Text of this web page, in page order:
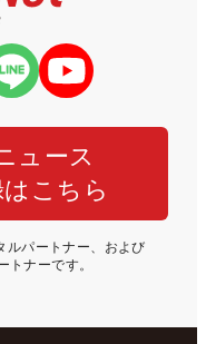
ュース
こちら
ルパートナー、および
トナーです。